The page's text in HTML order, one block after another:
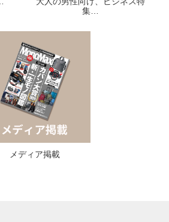
集…
メディア掲載